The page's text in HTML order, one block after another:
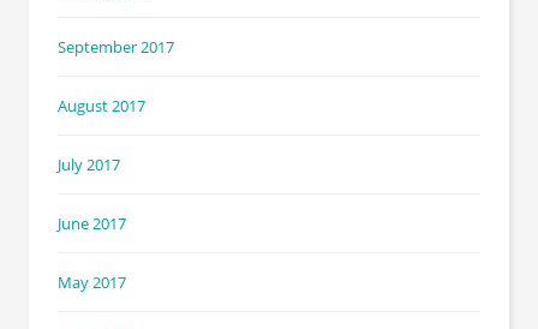
September 2017
August 2017
July 2017
June 2017
May 2017